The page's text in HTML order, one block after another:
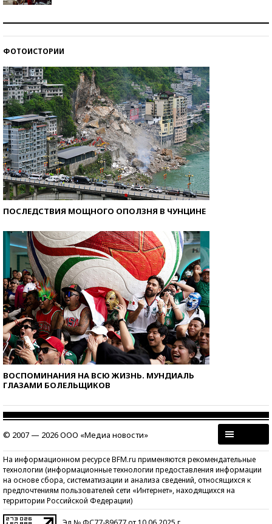
ФОТОИСТОРИИ
ПОСЛЕДСТВИЯ МОЩНОГО ОПОЛЗНЯ В ЧУНЦИНЕ
ВОСПОМИНАНИЯ НА ВСЮ ЖИЗНЬ. МУНДИАЛЬ
ГЛАЗАМИ БОЛЕЛЬЩИКОВ
© 2007 — 2026 ООО «Медиа новости»
На информационном ресурсе BFM.ru применяются рекомендательные
технологии (информационные технологии предоставления информации
на основе сбора, систематизации и анализа сведений, относящихся к
предпочтениям пользователей сети «Интернет», находящихся на
территории Российской Федерации)